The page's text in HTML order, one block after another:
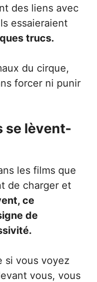
des liens avec
essaieraient
trucs.
du cirque,
forcer ni punir
se lèvent-
les films que
de charger et
ce
de
si vous voyez
vous, vous